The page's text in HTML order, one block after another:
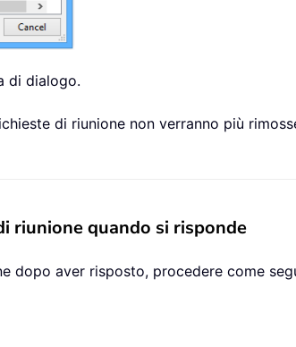
di dialogo.
di riunione non verranno più
riunione quando si risponde
dopo aver risposto, procedere come